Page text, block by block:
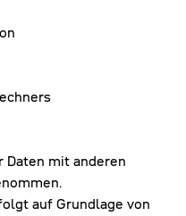
Daten mit anderen
auf Grundlage von